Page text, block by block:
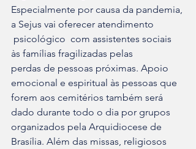
Especialmente por causa da pandemia,
a Sejus vai oferecer atendimento
às famílias fragilizadas pelas
perdas de pessoas próximas. Apoio
emocional e espiritual às pessoas que
forem aos cemitérios também será
dado durante todo o dia por grupos
organizados pela Arquidiocese de
Brasília. Além das missas, religiosos